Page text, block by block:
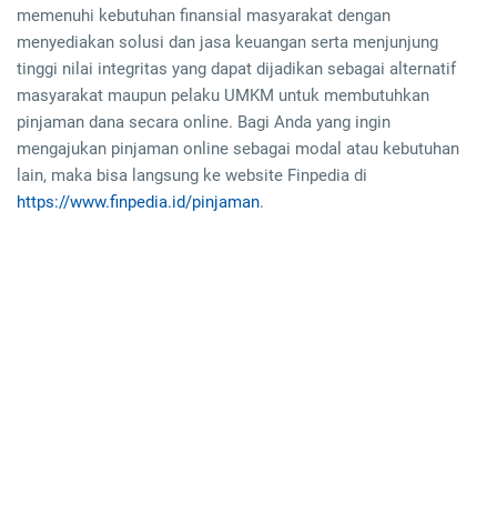
memenuhi kebutuhan finansial masyarakat dengan
menyediakan solusi dan jasa keuangan serta menjunjung
tinggi nilai integritas yang dapat dijadikan sebagai alternatif
masyarakat maupun pelaku UMKM untuk membutuhkan
pinjaman dana secara online. Bagi Anda yang ingin
mengajukan pinjaman online sebagai modal atau kebutuhan
lain, maka bisa langsung ke website Finpedia di
https://www.finpedia.id/pinjaman.